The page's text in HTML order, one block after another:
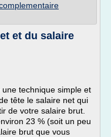
et du salaire
technique simple et
tête le salaire net qui
de votre salaire brut.
23 % (soit un peu
brut que vous